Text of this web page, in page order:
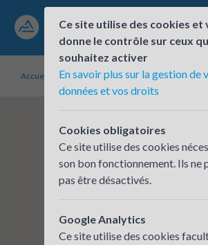
Accueil Établissements inscrits SAINT JEAN
Ce site utilise des cookies et
donne le contrôle sur ceux
souhaitez activer
En savoir plus sur la gestion de
données et vos droits
Cookies obligatoires
Ce site utilise des cookies
son bon fonctionnement. Ils ne
pas être désactivés.
Google Analytics
Ce site utilise des cookies